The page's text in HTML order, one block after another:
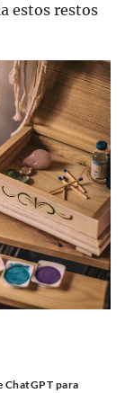
estos restos
ChatGPT para